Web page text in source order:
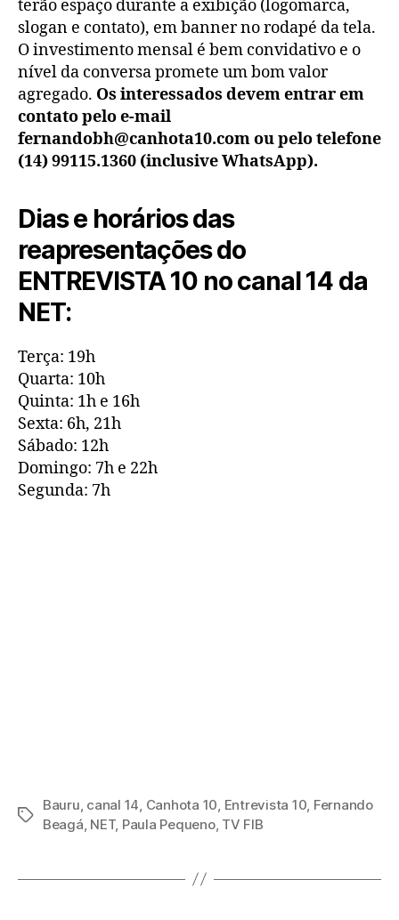
terão espaço durante a exibição (logomarca,
slogan e contato), em banner no rodapé da tela.
O investimento mensal é bem convidativo e o
nível da conversa promete um bom valor
agregado. Os interessados devem entrar em
contato pelo e-mail
fernandobh@canhota10.com ou pelo telefone
(14) 99115.1360 (inclusive WhatsApp).
Dias e horários das
reapresentações do
ENTREVISTA 10 no canal 14 da
NET:
Terça: 19h
Quarta: 10h
Quinta: 1h e 16h
Sexta: 6h, 21h
Sábado: 12h
Domingo: 7h e 22h
Segunda: 7h
Tags
Bauru, canal 14, Canhota 10, Entrevista 10, Fernando
Beagá, NET, Paula Pequeno, TV FIB